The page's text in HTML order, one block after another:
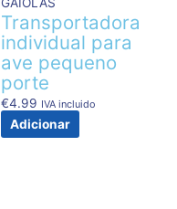
GAIOLAS
Transportadora
individual para
ave pequeno
porte
€4.99 IVA incluido
Adicionar